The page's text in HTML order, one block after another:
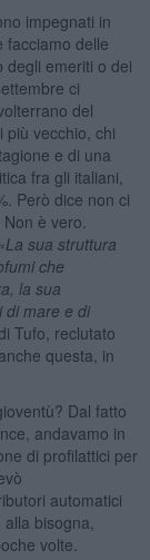
impegnati in
facciamo delle
degli emeriti o dei
ci
del
più vecchio, chi
e di una
fra gli italiani,
Però dice non ci
è vero.
sua struttura
che
la sua
di mare e di
Tufo, reclutato
questa, in
Dal fatto
andavamo in
di profilattici per
automatici
bisogna,
volte.